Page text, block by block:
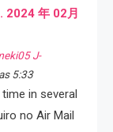
2024 年 02月
J-
5:33
in several
no Air Mail